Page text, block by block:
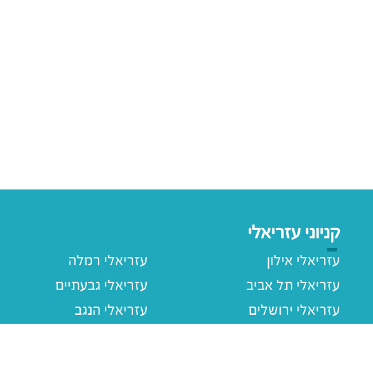
קניוני עזריאלי
עזריאלי אילון
עזריאלי תל אביב
עזריאלי ירושלים
עזריאלי רמלה
עזריאלי גבעתיים
עזריאלי הנגב